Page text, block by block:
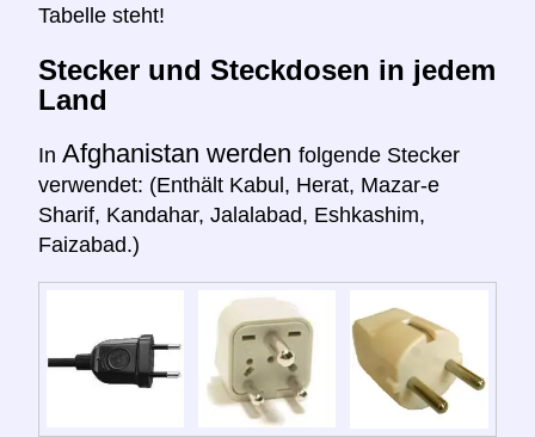
Tabelle steht!
Stecker und Steckdosen in jedem
Land
In Afghanistan werden folgende Stecker
verwendet: (Enthält Kabul, Herat, Mazar-e
Sharif, Kandahar, Jalalabad, Eshkashim,
Faizabad.)